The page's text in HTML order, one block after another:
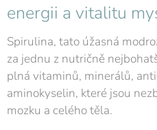
energii a vitalitu
Spirulina, tato úžasná
za jednu z nutričně
plná vitaminů, minerálů,
aminokyselin, které jsou
mozku a celého těla.